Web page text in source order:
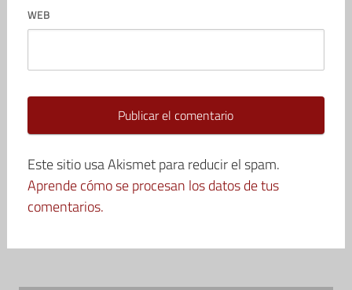
WEB
Este sitio usa Akismet para reducir el spam.
Aprende cómo se procesan los datos de tus
comentarios.